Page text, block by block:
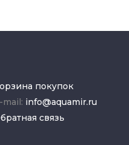
покупок
mail: info@aquamir.ru
связь